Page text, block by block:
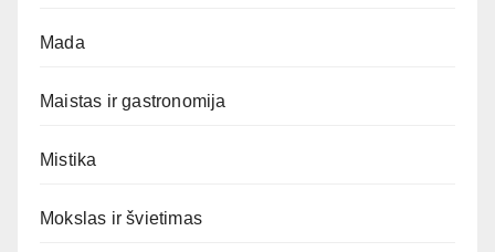
Mada
Maistas ir gastronomija
Mistika
Mokslas ir švietimas